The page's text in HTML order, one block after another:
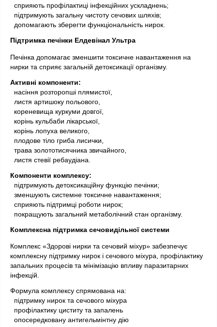
сприяють профілактиці інфекційних ускладнень;
підтримують загальну чистоту сечових шляхів;
допомагають зберегти функціональність нирок.
Підтримка печінки Елдевінал Ультра
Печінка допомагає зменшити токсичне навантаження на
нирки та сприяє загальній детоксикації організму.
Активні компоненти:
насіння розторопші плямистої,
листя артишоку польового,
кореневища куркуми довгої,
корінь кульбаби лікарської,
корінь лопуха великого,
плодове тіло гриба лисички,
трава золототисячника звичайного,
листя стевії ребаудіана.
Компоненти комплексу:
підтримують детоксикаційну функцію печінки;
зменшують системне токсичне навантаження;
сприяють підтримці роботи нирок;
покращують загальний метаболічний стан організму.
Комплексна підтримка сечовидільної системи
Комплекс «Здорові нирки та сечовий міхур» забезпечує
комплексну підтримку нирок і сечового міхура, профілактику
запальних процесів та мінімізацію впливу паразитарних
інфекцій.
Формула комплексу спрямована на:
підтримку нирок та сечового міхура
профілактику циститу та запалень
опосередковану антигельмінтну дію